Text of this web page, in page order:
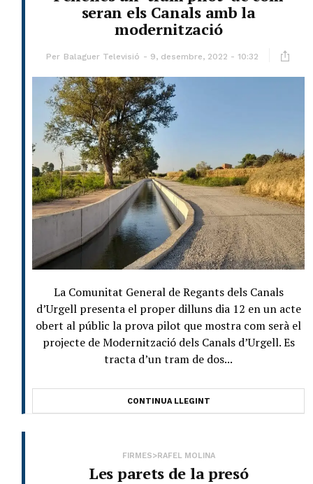
seran els Canals amb la
modernització
Per Balaguer Televisió 9, desembre, 2022 - 10:32
La Comunitat General de Regants dels Canals
d’Urgell presenta el proper dilluns dia 12 en un acte
obert al públic la prova pilot que mostra com serà el
projecte de Modernització dels Canals d’Urgell. Es
tracta d’un tram de dos...
CONTINUA LLEGINT
FIRMES>RAFEL MOLINA
Les parets de la presó